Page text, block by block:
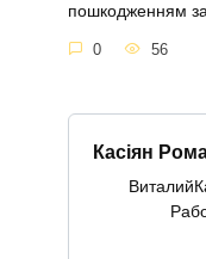
пошкодженням
0 56
Касіян